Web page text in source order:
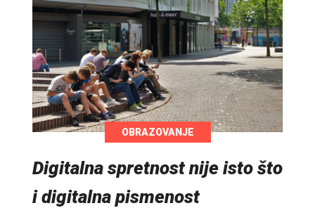
OBRAZOVANJE
Digitalna spretnost nije isto što
i digitalna pismenost